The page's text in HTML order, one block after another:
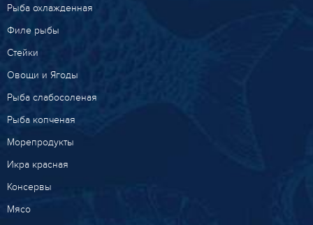
Рыба охлажденная
Филе рыбы
Стейки
Овощи и Ягоды
Рыба слабосоленая
Рыба копченая
Морепродукты
Икра красная
Консервы
Мясо